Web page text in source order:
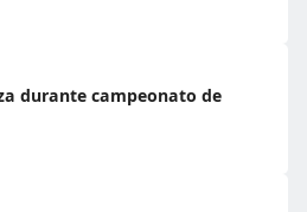
durante campeonato de